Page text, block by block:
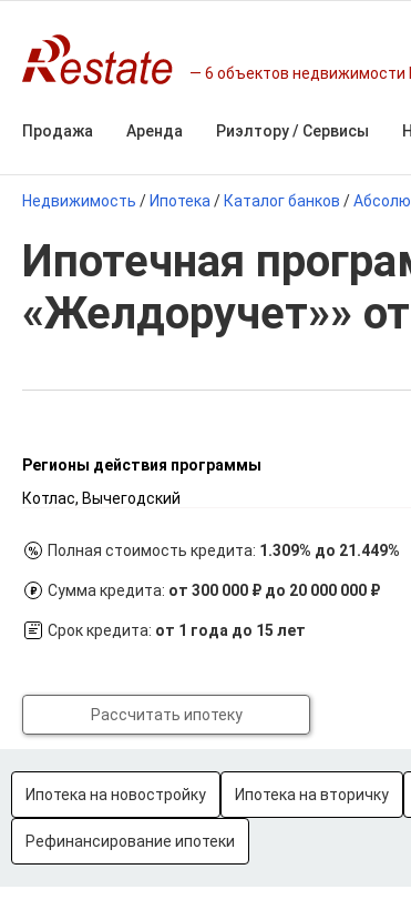
6 объектов недвижимости
Продажа Аренда Риэлтору / Сервисы
Недвижимость / Ипотека / Каталог банков /
Ипотечная
«Желдоручет»»
Регионы действия программы
Котлас, Вычегодский
Полная стоимость кредита: 1.309% до 21.449%
Сумма кредита: от 300 000 ₽ до 20 000 000 ₽
Срок кредита: от 1 года до 15 лет
Рассчитать ипотеку
Ипотека на новостройку Ипотека на вторичку
Рефинансирование ипотеки